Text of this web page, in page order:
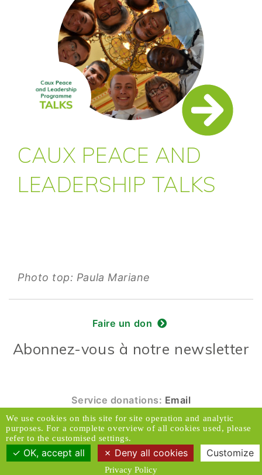
CAUX PEACE AND
LEADERSHIP TALKS
Photo top: Paula Mariane
Faire un don
Abonnez-vous à notre newsletter
Service donations: Email
© 2026 Caux Initiatives et Changement. Tous
droits réservés.
Contact & Accès Clause de non-responsabilité
We use cookies on this site for site operation and analytic
purposes. For a complete overview of all cookies used, please
refer to the customised settings.
OK, accept all Deny all cookies Customize
Privacy Policy